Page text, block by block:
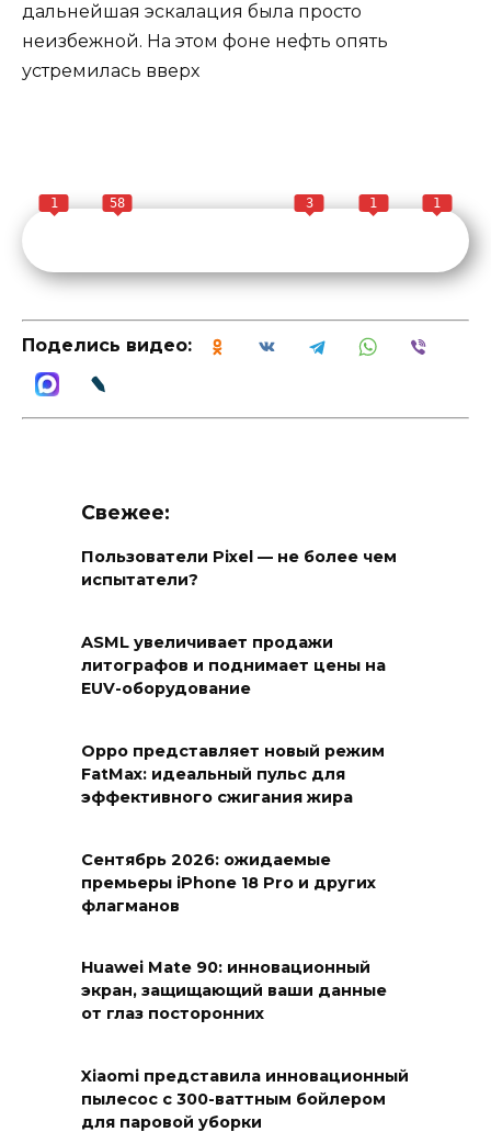
дальнейшая эскалация была просто
неизбежной. На этом фоне нефть опять
устремилась вверх
1 58 3 1 1
Поделись видео:
Свежее:
Пользователи Pixel — не более чем
испытатели?
ASML увеличивает продажи
литографов и поднимает цены на
EUV-оборудование
Oppo представляет новый режим
FatMax: идеальный пульс для
эффективного сжигания жира
Сентябрь 2026: ожидаемые
премьеры iPhone 18 Pro и других
флагманов
Huawei Mate 90: инновационный
экран, защищающий ваши данные
от глаз посторонних
Xiaomi представила инновационный
пылесос с 300-ваттным бойлером
для паровой уборки